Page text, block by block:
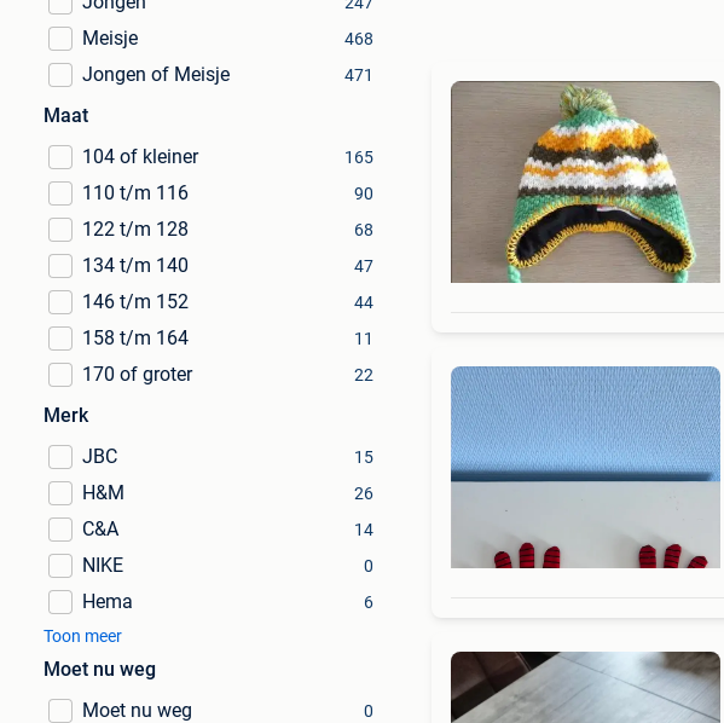
Meisje 468
Jongen of Meisje 471
Maat
104 of kleiner
165
110 t/m 116 90
122 t/m 128 68
134 t/m 140 47
146 t/m 152 44
158 t/m 164 11
170 of groter 22
Merk
JBC
15
H&M 26
C&A 14
NIKE 0
Hema
6
Toon meer
Moet nu weg
Moet nu weg
0